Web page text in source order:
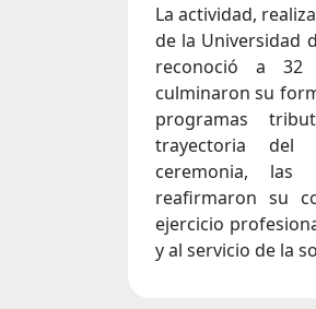
La actividad,
de la Universidad
reconoció a 32
culminaron su
programas
trayectoria del
ceremonia,
reafirmaron su
ejercicio
y al servicio de la